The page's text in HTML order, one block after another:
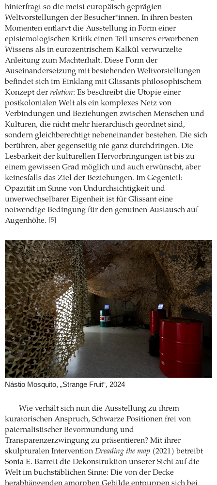
hinterfragt so die meist europäisch geprägten
Weltvorstellungen der Besucher*innen. In ihren besten
Momenten entlarvt die Ausstellung in Form einer
epistemologischen Kritik einen Teil unseres erworbenen
Wissens als in eurozentrischem Kalkül verwurzelte
Anleitung zum Machterhalt. Diese Form der
Auseinandersetzung mit bestehenden Weltvorstellungen
befindet sich im Einklang mit Glissants philosophischem
Konzept der relation: Es beschreibt die Utopie einer
postkolonialen Welt als ein komplexes Netz von
Verbindungen und Beziehungen zwischen Menschen und
Kulturen, die nicht mehr hierarchisch geordnet sind,
sondern gleichberechtigt nebeneinander bestehen. Die sich
berühren, aber gegenseitig nie ganz durchdringen. Die
Lesbarkeit der kulturellen Hervorbringungen ist bis zu
einem gewissen Grad möglich und auch erwünscht, aber
keinesfalls das Ziel der Beziehungen. Im Gegenteil:
Opazität im Sinne von Undurchsichtigkeit und
unverwechselbarer Eigenheit ist für Glissant eine
notwendige Bedingung für den genuinen Austausch auf
Augenhöhe.
[5]
Nástio Mosquito, „Strange Fruit“, 2024
Wie verhält sich nun die Ausstellung zu ihrem
kuratorischen Anspruch, Schwarze Positionen frei von
paternalistischer Bevormundung und
Transparenzerzwingung zu präsentieren? Mit ihrer
skulpturalen Intervention Dreading the map (2021) betreibt
Sonia E. Barrett die Dekonstruktion unserer Sicht auf die
Welt im buchstäblichen Sinne: Die von der Decke
herabhängenden amorphen Gebilde entpuppen sich bei